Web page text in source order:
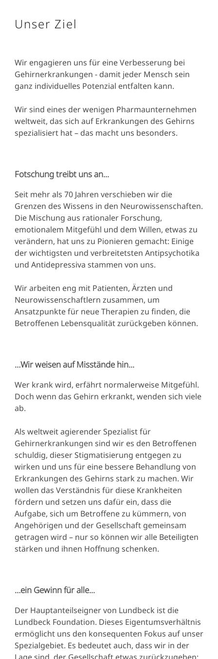
Unser Ziel
Wir engagieren uns für eine Verbesserung bei
Gehirnerkrankungen - damit jeder Mensch sein
ganz individuelles Potenzial entfalten kann.
Wir sind eines der wenigen Pharmaunternehmen
weltweit, das sich auf Erkrankungen des Gehirns
spezialisiert hat – das macht uns besonders.
Fotschung treibt uns an...
Seit mehr als 70 Jahren verschieben wir die
Grenzen des Wissens in den Neurowissenschaften.
Die Mischung aus rationaler Forschung,
emotionalem Mitgefühl und dem Willen, etwas zu
verändern, hat uns zu Pionieren gemacht: Einige
der wichtigsten und verbreitetsten Antipsychotika
und Antidepressiva stammen von uns.
Wir arbeiten eng mit Patienten, Ärzten und
Neurowissenschaftlern zusammen, um
Ansatzpunkte für neue Therapien zu finden, die
Betroffenen Lebensqualität zurückgeben können.
…Wir weisen auf Misstände hin...
Wer krank wird, erfährt normalerweise Mitgefühl.
Doch wenn das Gehirn erkrankt, wenden sich viele
ab.
Als weltweit agierender Spezialist für
Gehirnerkrankungen sind wir es den Betroffenen
schuldig, dieser Stigmatisierung entgegen zu
wirken und uns für eine bessere Behandlung von
Erkrankungen des Gehirns stark zu machen. Wir
wollen das Verständnis für diese Krankheiten
fördern und setzen uns dafür ein, dass die
Aufgabe, sich um Betroffene zu kümmern, von
Angehörigen und der Gesellschaft gemeinsam
getragen wird – nur so können wir alle Beteiligten
stärken und ihnen Hoffnung schenken.
…ein Gewinn für alle...
Der Hauptanteilseigner von Lundbeck ist die
Lundbeck Foundation. Dieses Eigentumsverhältnis
ermöglicht uns den konsequenten Fokus auf unser
Spezialgebiet. Es bedeutet auch, dass wir in der